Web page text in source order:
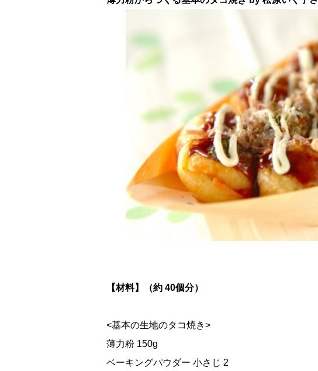
【材料】（約 40個分）
<基本の生地のタコ焼き>
薄力粉 150g
ベーキングパウダー 小さじ 2